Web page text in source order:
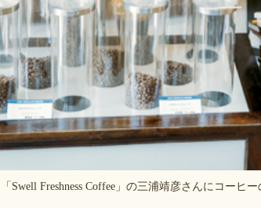
「Swell Freshness Coffee」の三浦靖彦さんにコーヒ